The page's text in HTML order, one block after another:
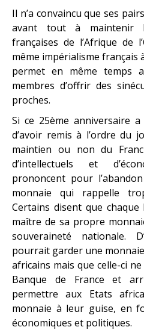
Il n’a convaincu que ses
avant tout à maintenir
françaises de l’Afrique de
même impérialisme français
permet en même temps
membres d’offrir des
proches.
Si ce 25ème anniversaire
d’avoir remis à l’ordre du
maintien ou non du
d’intellectuels et
prononcent pour
monnaie qui rappelle
Certains disent que
maître de sa propre
souveraineté nationale.
pourrait garder une
africains mais que celle-ci
Banque de France et
permettre aux Etats
monnaie à leur guise, en
économiques et politiques.